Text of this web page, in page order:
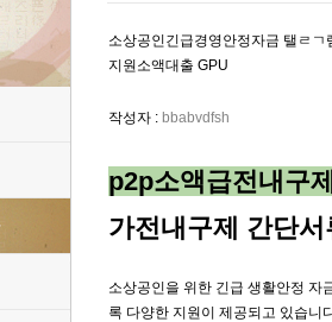
소상공인긴급경영안정자금 탤ㄹ
지원소액대출 GPU
작성자 : bbabvdfsh
p2p소액급전내구제
가전내구제 간단
소상공인을 위한 긴급 생활안정 자
록 다양한 지원이 제공되고 있습니